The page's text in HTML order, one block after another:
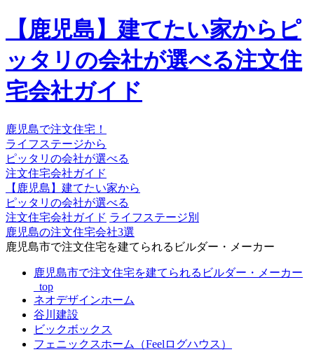
【鹿児島】建てたい家からピ
ッタリの会社が選べる注文住
宅会社ガイド
鹿児島で注文住宅！
ライフステージから
ピッタリの会社が選べる
注文住宅会社ガイド
【鹿児島】建てたい家から
ピッタリの会社が選べる
注文住宅会社ガイド ライフステージ別
鹿児島の注文住宅会社3選
鹿児島市で注文住宅を建てられるビルダー・メーカー
鹿児島市で注文住宅を建てられるビルダー・メーカー
_top
ネオデザインホーム
谷川建設
ビックボックス
フェニックスホーム（Feelログハウス）